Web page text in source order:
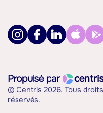
© Centris 2026. Tous droits
réservés.